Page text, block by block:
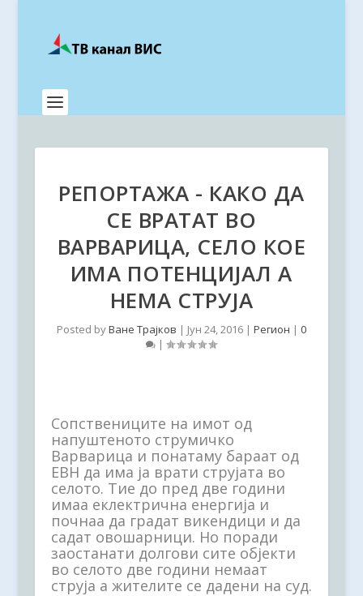
РЕПОРТАЖА - КАКО ДА
СЕ ВРАТАТ ВО
ВАРВАРИЦА, СЕЛО КОЕ
ИМА ПОТЕНЦИЈАЛ А
НЕМА СТРУЈА
Posted byВане Трајков | Јун 24, 2016| Регион | 0
|
Сопствениците на имот од
напуштеното струмичко
Варварица и понатаму бараат од
ЕВН да има ја врати струјата во
селото. Тие до пред две години
имаа еклектрична енергија и
почнаа да градат викендици и да
садат овошарници. Но порaди
заостанати долгови сите објекти
во селото две години немаат
струја а жителите се дадени на суд.